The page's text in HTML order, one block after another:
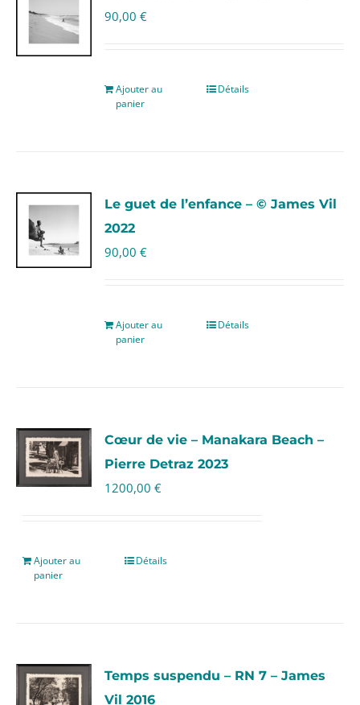
90,00€
Ajouter au
panier
Détails
Le guet de l’enfance – © James Vil
2022
90,00€
Ajouter au
panier
Détails
Cœur de vie – Manakara Beach –
Pierre Detraz 2023
1200,00€
Ajouter au
panier
Détails
Temps suspendu – RN 7 – James
Vil 2016